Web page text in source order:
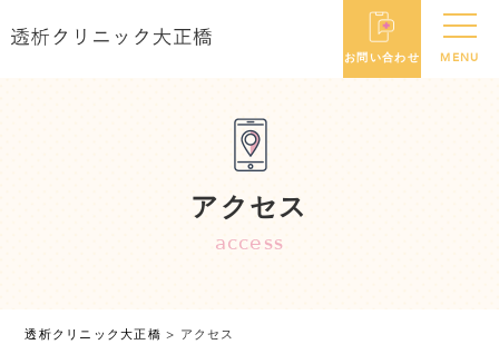
アクセス
access
透析クリニック大正橋 > アクセス